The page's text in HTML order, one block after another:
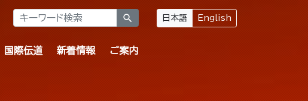
search 日本語 English
国際伝道 新着情報 ご案内